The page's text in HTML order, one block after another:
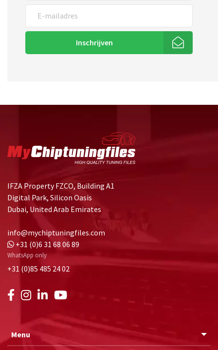
Inschrijven
IFZA Property FZCO, Building A1
Digital Park, Silicon Oasis
Dubai, United Arab Emirates
info@mychiptuningfiles.com
+31 (0)6 31 68 06 89
WhatsApp only
+31 (0)85 485 24 02
Menu